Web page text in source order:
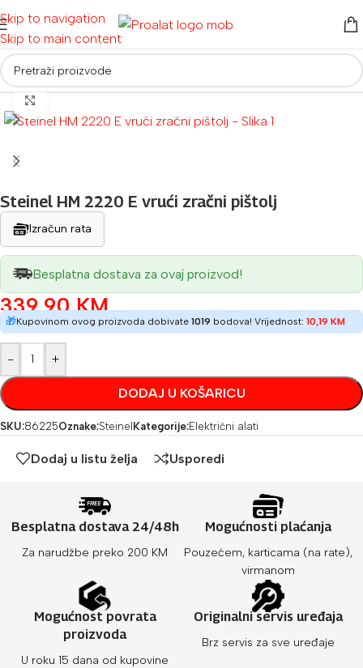
Skip to navigation
Skip to main content
Početna/ Električni alati
Steinel HM 2220 E vrući zračni pištolj
Izračun rata
Besplatna dostava za ovaj proizvod!
339,90KM
🎁Kupovinom ovog proizvoda dobivate 1019 bodova! Vrijednost: 10,19 KM
- +
DODAJ U KOŠARICU
SKU:86225Oznake:SteinelKategorije:Električni alati
Dodaj u listu želja Usporedi
Besplatna dostava 24/48h
Za narudžbe preko 200 KM
Mogućnosti plaćanja
Pouzećem, karticama (na rate),
virmanom
Mogućnost povrata
proizvoda
U roku 15 dana od kupovine
Originalni servis uređaja
Brz servis za sve uređaje